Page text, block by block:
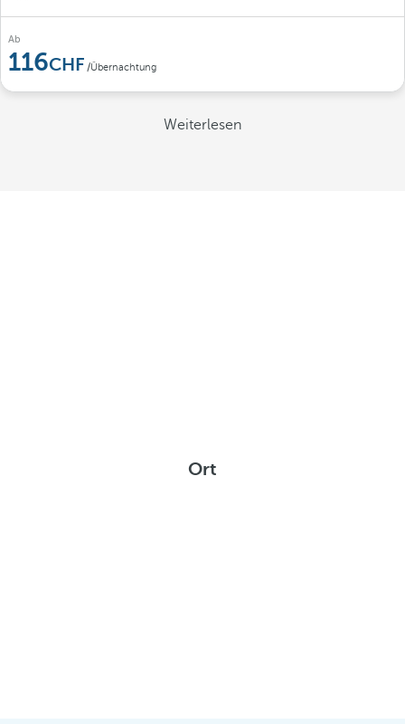
Ab
116 /Übernachtung
Weiterlesen
Ort